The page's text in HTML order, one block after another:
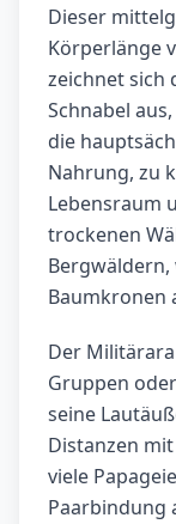
Dieser
Körperlänge
zeichnet sich
Schnabel
die
Nahrung, zu
Lebensraum
trockenen
Baumkronen
Der
Gruppen
seine
Distanzen
viele
Paarbindung